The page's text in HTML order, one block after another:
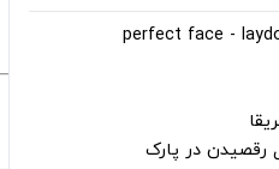
رقصیدن در پارک